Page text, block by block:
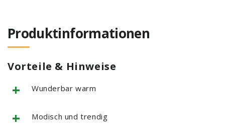
Produktinformationen
Vorteile & Hinweise
+ Wunderbar warm
+ Modisch und trendig